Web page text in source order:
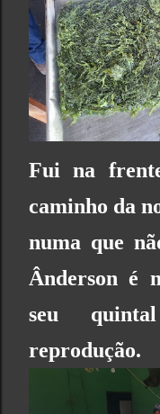
Fui na
caminho da
numa que
Ânderson é
seu
reprodução.